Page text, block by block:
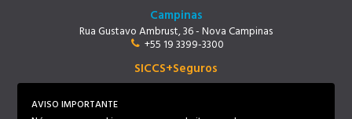
Campinas
Rua Gustavo Ambrust, 36 - Nova Campinas
+55 19 3399-3300
SICCS+Seguros
Rio de Janeiro
Av. Rio Branco, 115 - Centro
AVISO IMPORTANTE